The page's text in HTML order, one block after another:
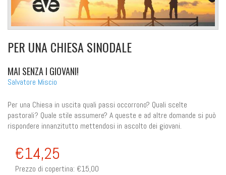
PER UNA CHIESA SINODALE
MAI SENZA I GIOVANI!
Salvatore Miscio
Per una Chiesa in uscita quali passi occorrono? Quali scelte
pastorali? Quale stile assumere? A queste e ad altre domande si può
rispondere innanzitutto mettendosi in ascolto dei giovani.
€14,25
Prezzo di copertina: €15,00